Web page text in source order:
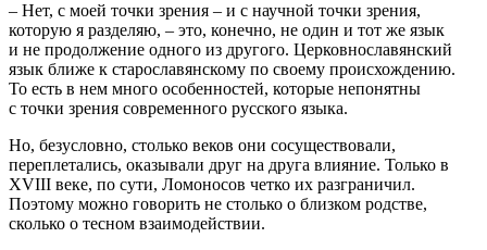
– Нет, с моей точки зрения – и с научной точки зрения,
которую я разделяю, – это, конечно, не один и тот же язык
и не продолжение одного из другого. Церковнославянский
язык ближе к старославянскому по своему происхождению.
То есть в нем много особенностей, которые непонятны
с точки зрения современного русского языка.
Но, безусловно, столько веков они сосуществовали,
переплетались, оказывали друг на друга влияние. Только в
XVIII веке, по сути, Ломоносов четко их разграничил.
Поэтому можно говорить не столько о близком родстве,
сколько о тесном взаимодействии.